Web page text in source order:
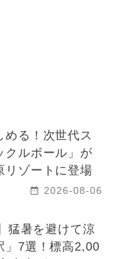
める！次世代ス
クルボール」が
リゾートに登場
2026-08-06
猛暑を避けて涼
」7選！標高2,00